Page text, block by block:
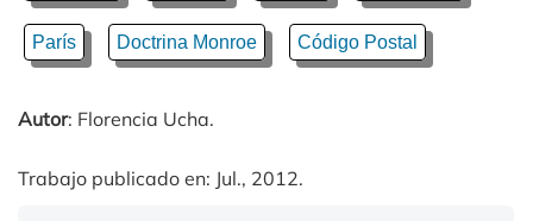
París Doctrina Monroe Código Postal
Autor: Florencia Ucha.
Trabajo publicado en: Jul., 2012.